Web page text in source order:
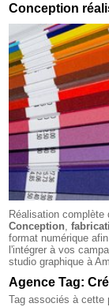
Conception
Réalisation complète
Conception ,
format numérique
l'intégrer à vos
studio graphique à
Agence Tag:
Tag associés à cette